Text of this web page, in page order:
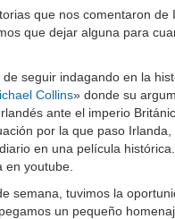
que nos comentaron de
que dejar alguna para
seguir indagando en la
Collins» donde su
ante el imperio
por la que paso
en una película
youtube.
semana, tuvimos la
un pequeño